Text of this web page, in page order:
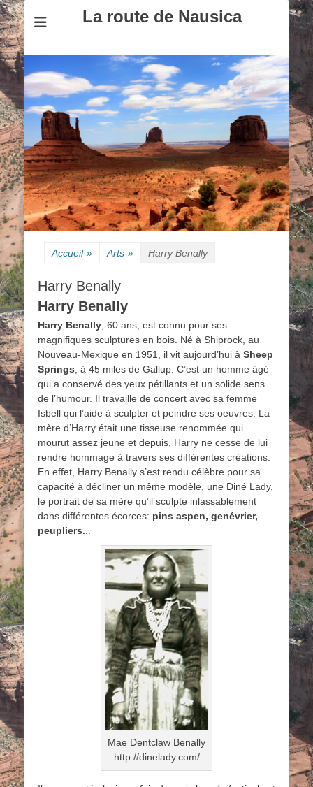
La route de Nausica
Accueil » Arts » Harry Benally
Harry Benally
Harry Benally
Harry Benally, 60 ans, est connu pour ses
magnifiques sculptures en bois. Né à Shiprock, au
Nouveau-Mexique en 1951, il vit aujourd’hui à Sheep
Springs, à 45 miles de Gallup. C’est un homme âgé
qui a conservé des yeux pétillants et un solide sens
de l’humour. Il travaille de concert avec sa femme
Isbell qui l’aide à sculpter et peindre ses oeuvres. La
mère d’Harry était une tisseuse renommée qui
mourut assez jeune et depuis, Harry ne cesse de lui
rendre hommage à travers ses différentes créations.
En effet, Harry Benally s’est rendu célèbre pour sa
capacité à décliner un même modèle, une Diné Lady,
le portrait de sa mère qu’il sculpte inlassablement
dans différentes écorces: pins aspen, genévrier,
peupliers...
Mae Dentclaw Benally
http://dinelady.com/